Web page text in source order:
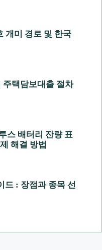
개미 경로 및 한국
주택담보대출 절차
스 배터리 잔량 표
해결 방법
드 : 장점과 종목 선